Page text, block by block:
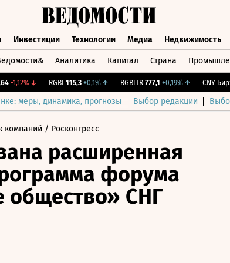
Инвестиции Технологии Медиа Недвижимость
Аналитика Капитал Страна
↓ RGBI 115,3 +0,1%↑ RGBITR 777,1 +0,19%↑ CNY Бирж.
меры, динамика, прогнозы Выбор редакции
компаний / Росконгресс
расширенная
форума
общество» СНГ